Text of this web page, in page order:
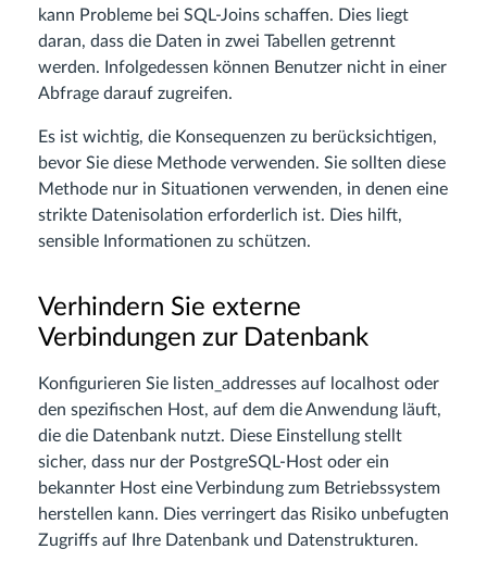
kann Probleme bei SQL-Joins schaffen. Dies liegt
daran, dass die Daten in zwei Tabellen getrennt
werden. Infolgedessen können Benutzer nicht in einer
Abfrage darauf zugreifen.
Es ist wichtig, die Konsequenzen zu berücksichtigen,
bevor Sie diese Methode verwenden. Sie sollten diese
Methode nur in Situationen verwenden, in denen eine
strikte Datenisolation erforderlich ist. Dies hilft,
sensible Informationen zu schützen.
Verhindern Sie externe
Verbindungen zur Datenbank
Konfigurieren Sie listen_addresses auf localhost oder
den spezifischen Host, auf dem die Anwendung läuft,
die die Datenbank nutzt. Diese Einstellung stellt
sicher, dass nur der PostgreSQL-Host oder ein
bekannter Host eine Verbindung zum Betriebssystem
herstellen kann. Dies verringert das Risiko unbefugten
Zugriffs auf Ihre Datenbank und Datenstrukturen.